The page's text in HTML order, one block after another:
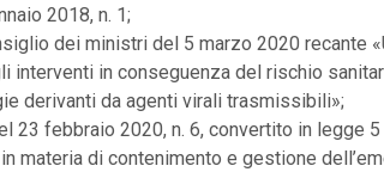
2018, n. 1;
dei ministri del 5 marzo 2020 recante
interventi in conseguenza del rischio
derivanti da agenti virali trasmissibili»;
23 febbraio 2020, n. 6, convertito in legge 5
materia di contenimento e gestione